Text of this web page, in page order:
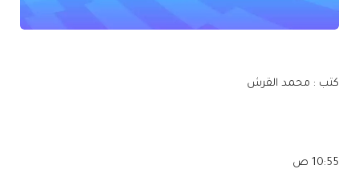
كتب : محمد القرش
10:55 ص